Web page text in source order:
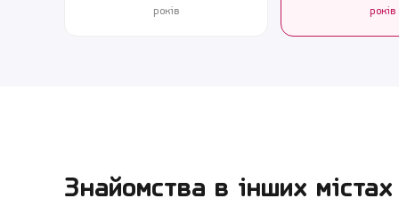
років років
Знайомства в інших